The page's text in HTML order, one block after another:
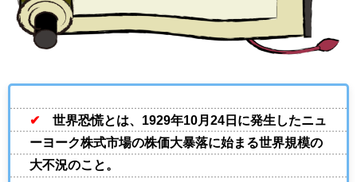
✔ 世界恐慌とは、1929年10月24日に発生したニュ
ーヨーク株式市場の株価大暴落に始まる世界規模の
大不況のこと。